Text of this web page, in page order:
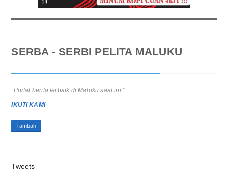
SERBA - SERBI PELITA MALUKU
“Portal berita terbaik di Maluku saat ini.” ...
IKUTI KAMI
Tambah
Tweets